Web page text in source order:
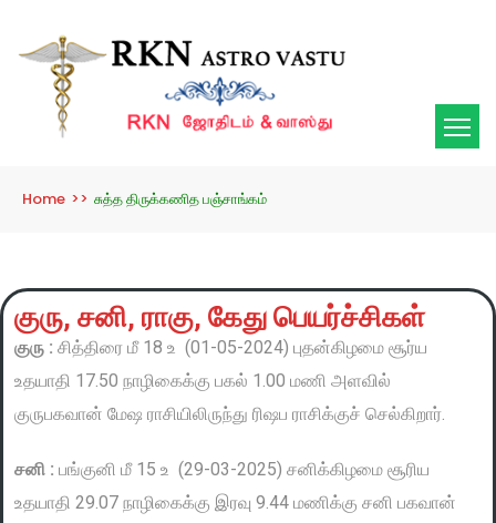
Home >> சுத்த திருக்கணித பஞ்சாங்கம்
குரு, சனி, ராகு, கேது பெயர்ச்சிகள்
குரு : சித்திரை மீ 18 உ (01-05-2024) புதன்கிழமை சூர்ய
உதயாதி 17.50 நாழிகைக்கு பகல் 1.00 மணி அளவில்
குருபகவான் மேஷ ராசியிலிருந்து ரிஷப ராசிக்குச் செல்கிறார்.
சனி : பங்குனி மீ 15 உ (29-03-2025) சனிக்கிழமை சூரிய
உதயாதி 29.07 நாழிகைக்கு இரவு 9.44 மணிக்கு சனி பகவான்